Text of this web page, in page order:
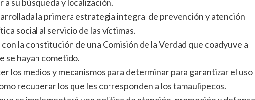
su búsqueda y localización.
la primera estrategia integral de prevención y atención
social al servicio de las víctimas.
la constitución de una Comisión de la Verdad que coadyuve a
se hayan cometido.
los medios y mecanismos para determinar para garantizar el uso
recuperar los que les corresponden a los tamaulipecos.